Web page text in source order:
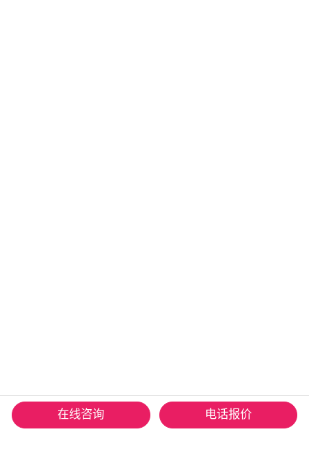
在线咨询 电话报价